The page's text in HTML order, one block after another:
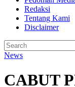
Redaksi
Tentang Kami
Disclaimer
News
CABUT